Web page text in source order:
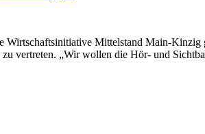
Mittelstand Main-
vertreten. „Wir wollen die Hör- und